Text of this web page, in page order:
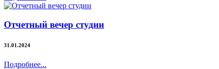
Отчетный вечер студии
31.01.2024
Подробнее...